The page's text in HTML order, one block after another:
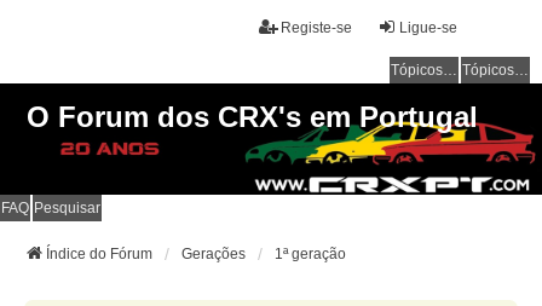
Ligue-se
Registe-se
Tópicos sem resposta Tópicos ativos
O Forum dos CRX's em Portugal
FAQ Pesquisar
Índice do Fórum Gerações 1ª geração